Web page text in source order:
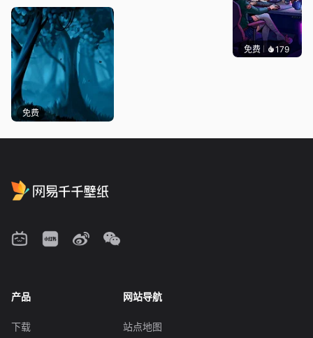
免费
免费 179
产品
下载
网站导航
站点地图